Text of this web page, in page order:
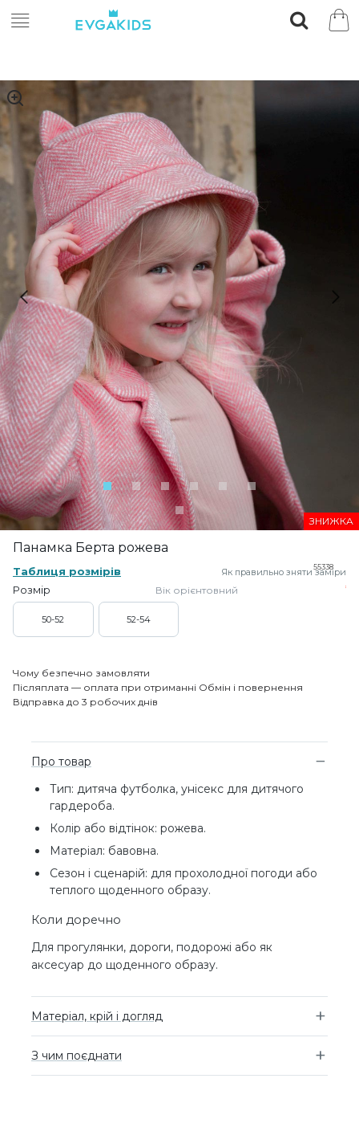
ЗНИЖКА
Панамка Берта рожева
55338
Таблиця розмірів Як правильно зняти заміри
Розмір Вік орієнтовний
50-52 52-54
Чому безпечно замовляти
Післяплата — оплата при отриманні Обмін і повернення
Відправка до 3 робочих днів
Про товар
Тип: дитяча футболка, унісекс для дитячого
гардероба.
Колір або відтінок: рожева.
Матеріал: бавовна.
Сезон і сценарій: для прохолодної погоди або
теплого щоденного образу.
Коли доречно
Для прогулянки, дороги, подорожі або як
аксесуар до щоденного образу.
Матеріал, крій і догляд
З чим поєднати